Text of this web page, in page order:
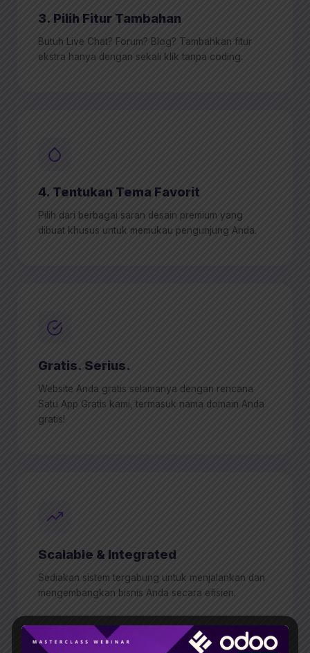
3. Pilih Fitur Tambahan
Butuh Live Chat? Forum? Blog? Tambahkan fitur
ekstra hanya dengan sekali klik tanpa coding.
4. Tentukan Tema Favorit
Pilih dari berbagai saran desain premium yang
dibuat khusus untuk memukau pengunjung Anda.
Gratis. Serius.
Website Anda gratis selamanya dengan rencana
Satu App Gratis kami, termasuk nama domain Anda
gratis!
Scalable & Integrated
Sediakan sistem tergabung untuk menjalankan dan
mengembangkan bisnis Anda secara efisien.